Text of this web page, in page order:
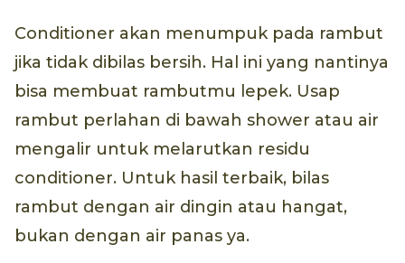
Conditioner akan menumpuk pada rambut
jika tidak dibilas bersih. Hal ini yang nantinya
bisa membuat rambutmu lepek. Usap
rambut perlahan di bawah shower atau air
mengalir untuk melarutkan residu
conditioner. Untuk hasil terbaik, bilas
rambut dengan air dingin atau hangat,
bukan dengan air panas ya.